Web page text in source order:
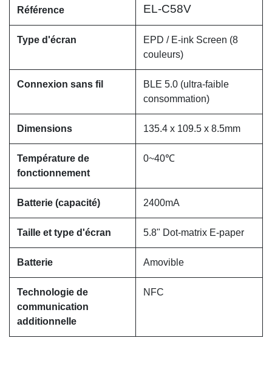
Référence EL-C58V
Type d'écran
EPD / E-ink Screen (8
couleurs)
Connexion sans fil
BLE 5.0 (ultra-faible
consommation)
Dimensions 135.4 x 109.5 x 8.5mm
Température de
fonctionnement
0~40℃
Batterie (capacité) 2400mA
Taille et type d'écran 5.8" Dot-matrix E-paper
Batterie Amovible
Technologie de
communication
additionnelle
NFC